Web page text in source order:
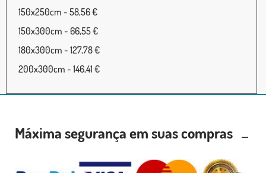
150x250cm - 58,56 €
150x300cm - 66,55 €
180x300cm - 127,78 €
200x300cm - 146,41 €
Máxima segurança em suas compras